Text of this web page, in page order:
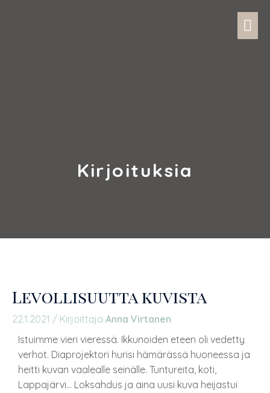
Kirjoituksia
Levollisuutta kuvista
22.1.2021 / Kirjoittaja Anna Virtanen
Istuimme vieri vieressä. Ikkunoiden eteen oli vedetty
verhot. Diaprojektori hurisi hämärässä huoneessa ja
heitti kuvan vaalealle seinälle. Tuntureita, koti,
Lappajärvi… Loksahdus ja aina uusi kuva heijastui